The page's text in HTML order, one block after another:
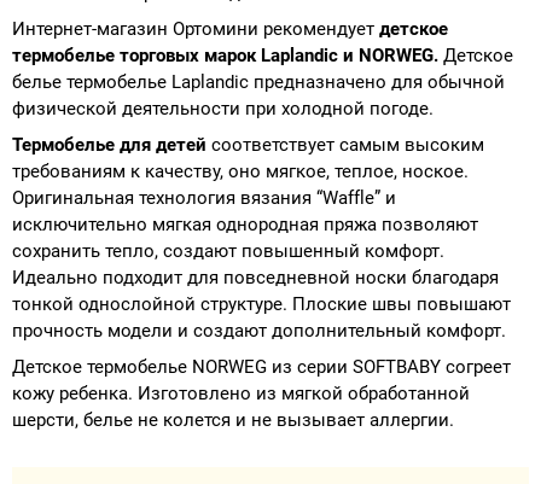
Интернет-магазин Ортомини рекомендует детское
термобелье торговых марок Laplandic и NORWEG. Детское
белье термобелье Laplandic предназначено для обычной
физической деятельности при холодной погоде.
Термобелье для детей соответствует самым высоким
требованиям к качеству, оно мягкое, теплое, ноское.
Оригинальная технология вязания “Waffle” и
исключительно мягкая однородная пряжа позволяют
сохранить тепло, создают повышенный комфорт.
Идеально подходит для повседневной носки благодаря
тонкой однослойной структуре. Плоские швы повышают
прочность модели и создают дополнительный комфорт.
Детское термобелье NORWEG из серии SOFTBABY согреет
кожу ребенка. Изготовлено из мягкой обработанной
шерсти, белье не колется и не вызывает аллергии.